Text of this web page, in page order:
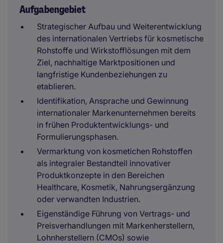
Aufgabengebiet
Strategischer Aufbau und Weiterentwicklung
des internationalen Vertriebs für kosmetische
Rohstoffe und Wirkstofflösungen mit dem
Ziel, nachhaltige Marktpositionen und
langfristige Kundenbeziehungen zu
etablieren.
Identifikation, Ansprache und Gewinnung
internationaler Markenunternehmen bereits
in frühen Produktentwicklungs- und
Formulierungsphasen.
Vermarktung von kosmetichen Rohstoffen
als integraler Bestandteil innovativer
Produktkonzepte in den Bereichen
Healthcare, Kosmetik, Nahrungsergänzung
oder verwandten Industrien.
Eigenständige Führung von Vertrags- und
Preisverhandlungen mit Markenherstellern,
Lohnherstellern (CMOs) sowie